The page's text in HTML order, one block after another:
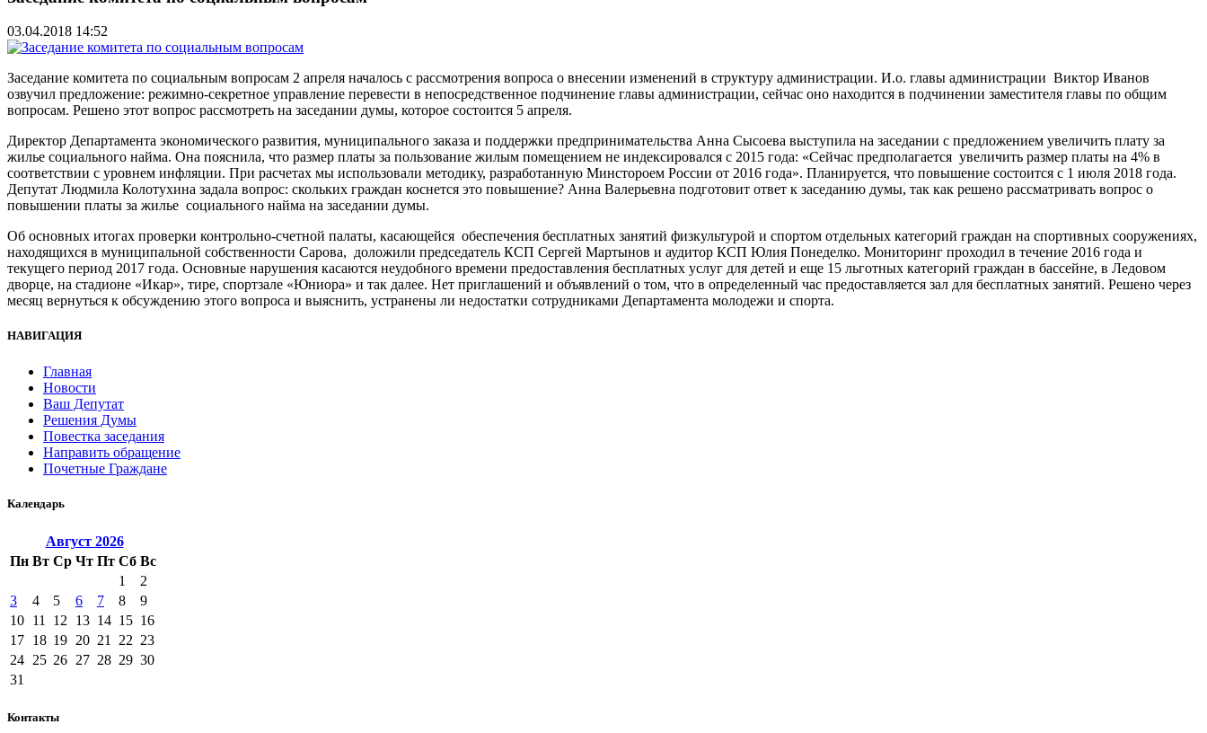
03.04.2018 14:52
Заседание комитета по социальным вопросам 2 апреля началось с рассмотрения вопроса о внесении изменений в структуру администрации. И.о. главы администрации Виктор Иванов
озвучил предложение: режимно-секретное управление перевести в непосредственное подчинение главы администрации, сейчас оно находится в подчинении заместителя главы по общим
вопросам. Решено этот вопрос рассмотреть на заседании думы, которое состоится 5 апреля.
Директор Департамента экономического развития, муниципального заказа и поддержки предпринимательства Анна Сысоева выступила на заседании с предложением увеличить плату за
жилье социального найма. Она пояснила, что размер платы за пользование жилым помещением не индексировался с 2015 года: «Сейчас предполагается увеличить размер платы на 4% в
соответствии с уровнем инфляции. При расчетах мы использовали методику, разработанную Минстороем России от 2016 года». Планируется, что повышение состоится с 1 июля 2018 года.
Депутат Людмила Колотухина задала вопрос: скольких граждан коснется это повышение? Анна Валерьевна подготовит ответ к заседанию думы, так как решено рассматривать вопрос о
повышении платы за жилье социального найма на заседании думы.
Об основных итогах проверки контрольно-счетной палаты, касающейся обеспечения бесплатных занятий физкультурой и спортом отдельных категорий граждан на спортивных сооружениях,
находящихся в муниципальной собственности Сарова, доложили председатель КСП Сергей Мартынов и аудитор КСП Юлия Понеделко. Мониторинг проходил в течение 2016 года и
текущего период 2017 года. Основные нарушения касаются неудобного времени предоставления бесплатных услуг для детей и еще 15 льготных категорий граждан в бассейне, в Ледовом
дворце, на стадионе «Икар», тире, спортзале «Юниора» и так далее. Нет приглашений и объявлений о том, что в определенный час предоставляется зал для бесплатных занятий. Решено через
месяц вернуться к обсуждению этого вопроса и выяснить, устранены ли недостатки сотрудниками Департамента молодежи и спорта.
НАВИГАЦИЯ
Главная
Новости
Ваш Депутат
Решения Думы
Повестка заседания
Направить обращение
Почетные Граждане
Календарь
Август 2026
Пн Вт Ср Чт Пт Сб Вс
1
2
3
4 5 6 7 8
9
10 11 12 13 14 15 16
17 18 19 20 21 22 23
24 25 26 27 28 29 30
31
Контакты